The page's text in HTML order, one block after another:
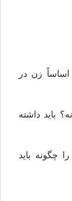
زن در
بايد داشته
چگونه بايد